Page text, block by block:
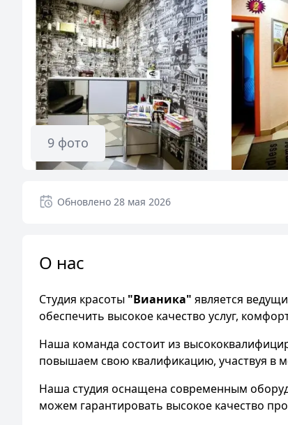
9 фото
Обновлено 28 мая 2026
О нас
Студия красоты "Вианика" является
обеспечить высокое качество услуг,
Наша команда состоит из
повышаем свою квалификацию, участвуя в
Наша студия оснащена современным
можем гарантировать высокое качество